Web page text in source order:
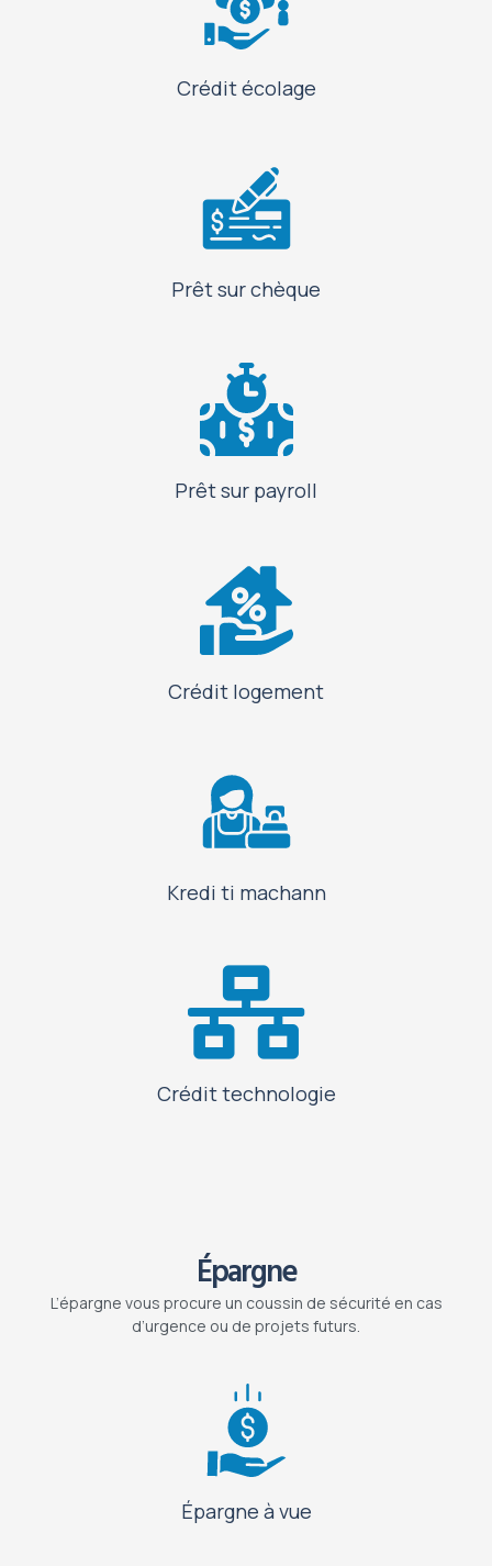
Crédit écolage
Prêt sur chèque
Prêt sur payroll
Crédit logement
Kredi ti machann
Crédit technologie
Épargne
L’épargne vous procure un coussin de sécurité en cas
d’urgence ou de projets futurs.
Épargne à vue